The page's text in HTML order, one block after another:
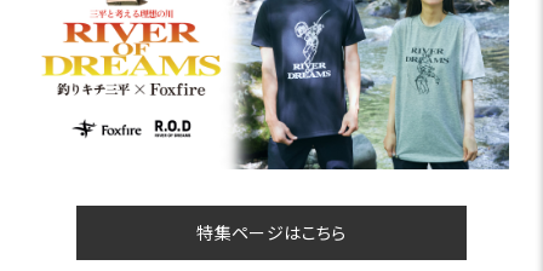
特集ページはこちら